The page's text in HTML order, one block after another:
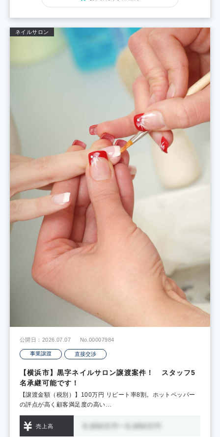
ネイルサロン
公開日：2026.07.07 No.00007984
事業譲渡 直接交渉
【横浜市】黒字ネイルサロン譲渡案件！ スタッフ5
名承継可能です！
【譲渡金額（税別）】100万円 リピート率8割。ホットペッパー
の評点が高く顧客満足度の高い…
売上高